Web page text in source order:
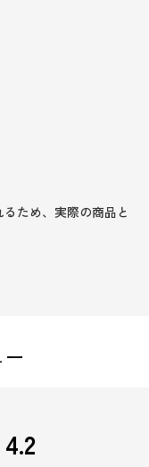
ため、実際の商品と
4.2